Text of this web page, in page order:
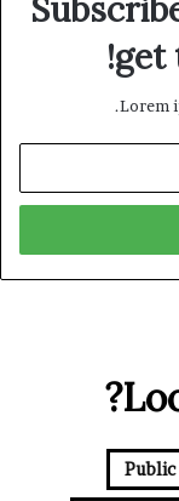
get
Lorem
Public